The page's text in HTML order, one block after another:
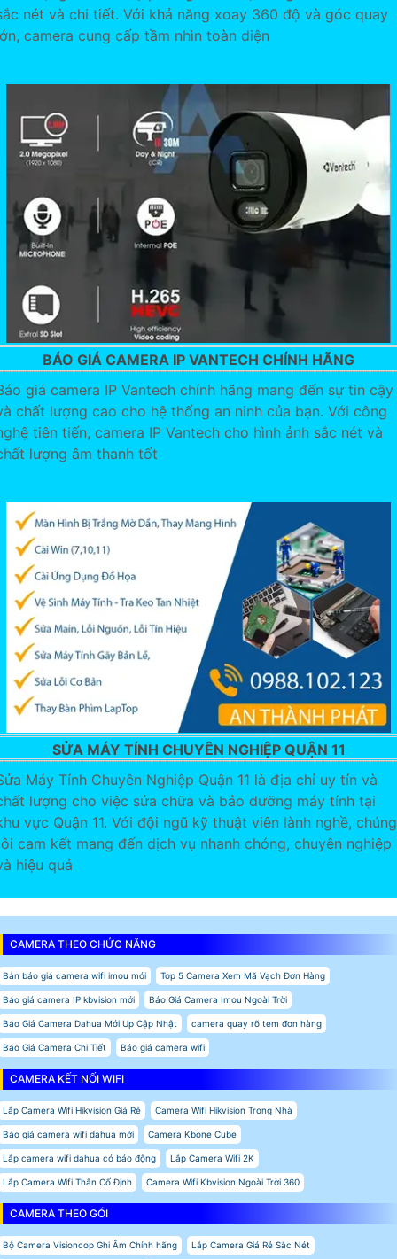
nét và chi tiết. Với khả năng xoay 360 độ và góc quay
camera cung cấp tầm nhìn toàn diện
BÁO GIÁ CAMERA IP VANTECH CHÍNH HÃNG
giá camera IP Vantech chính hãng mang đến sự tin cậy
chất lượng cao cho hệ thống an ninh của bạn. Với công
tiên tiến, camera IP Vantech cho hình ảnh sắc nét và
lượng âm thanh tốt
SỬA MÁY TÍNH CHUYÊN NGHIỆP QUẬN 11
Máy Tính Chuyên Nghiệp Quận 11 là địa chỉ uy tín và
lượng cho việc sửa chữa và bảo dưỡng máy tính tại
vực Quận 11. Với đội ngũ kỹ thuật viên lành nghề, chúng
cam kết mang đến dịch vụ nhanh chóng, chuyên nghiệp
hiệu quả
CAMERA THEO CHỨC NĂNG
Bản báo giá camera wifi imou mới Top 5 Camera Xem Mã Vạch Đơn Hàng
Báo giá camera IP kbvision mới Báo Giá Camera Imou Ngoài Trời
Báo Giá Camera Dahua Mới Up Cập Nhật camera quay rõ tem đơn hàng
Báo Giá Camera Chi Tiết Báo giá camera wifi
CAMERA KẾT NỐI WIFI
Lắp Camera Wifi Hikvision Giá Rẻ Camera Wifi Hikvision Trong Nhà
Báo giá camera wifi dahua mới Camera Kbone Cube
Lắp camera wifi dahua có báo động Lắp Camera Wifi 2K
Lắp Camera Wifi Thân Cố Định Camera Wifi Kbvision Ngoài Trời 360
CAMERA THEO GÓI
Bộ Camera Visioncop Ghi Âm Chính hãng Lắp Camera Giá Rẻ Sắc Nét